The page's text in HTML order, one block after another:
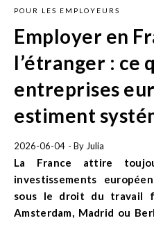
POUR LES EMPLOYEURS
Employer en
l’étranger : ce
entreprises
estiment
2026-06-04 - ByJulia
La France attire
investissements
sous le droit du travail
Amsterdam, Madrid ou